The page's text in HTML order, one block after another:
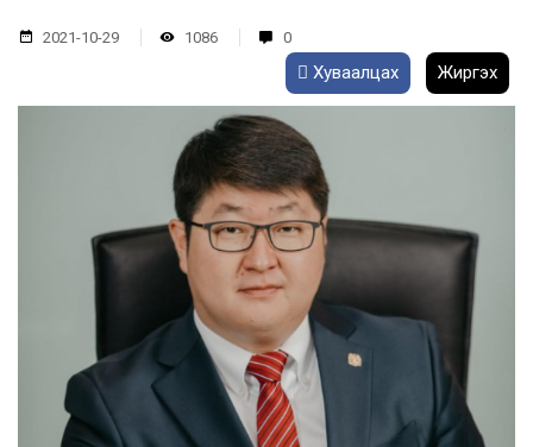
2021-10-29 1086 0
Хуваалцах Жиргэх